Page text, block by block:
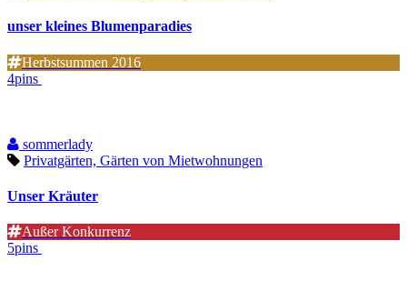
unser kleines Blumenparadies
Herbstsummen 2016
4pins
sommerlady
Privatgärten, Gärten von Mietwohnungen
Unser Kräuter
Außer Konkurrenz
5pins